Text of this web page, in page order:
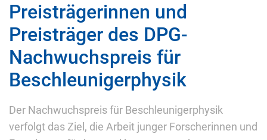
Preisträgerinnen und
Preisträger des DPG-
Nachwuchspreis für
Beschleunigerphysik
Der Nachwuchspreis für Beschleunigerphysik
verfolgt das Ziel, die Arbeit junger Forscherinnen und